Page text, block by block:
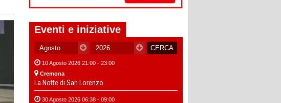
Eventi e iniziative
10 Agosto 2026 21:00 - 23:00
Cremona
La Notte di San Lorenzo
30 Agosto 2026 06:38 - 09:00